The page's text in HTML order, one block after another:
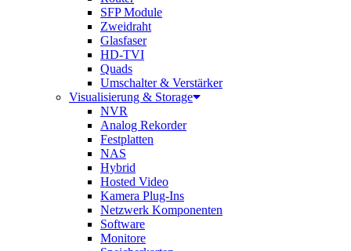
SFP Module
Zweidraht
Glasfaser
HD-TVI
Quads
Umschalter & Verstärker
Visualisierung & Storage
NVR
Analog Rekorder
Festplatten
NAS
Hybrid
Hosted Video
Kamera Plug-Ins
Netzwerk Komponenten
Software
Monitore